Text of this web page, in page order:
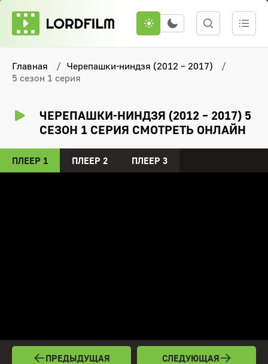
Главная
Черепашки-ниндзя (2012 – 2017)
5 сезон 1 серия
ЧЕРЕПАШКИ-НИНДЗЯ (2012 – 2017) 5
СЕЗОН 1 СЕРИЯ СМОТРЕТЬ ОНЛАЙН
ПЛЕЕР 1 ПЛЕЕР 2 ПЛЕЕР 3
ПРЕДЫДУЩАЯ СЛЕДУЮЩАЯ